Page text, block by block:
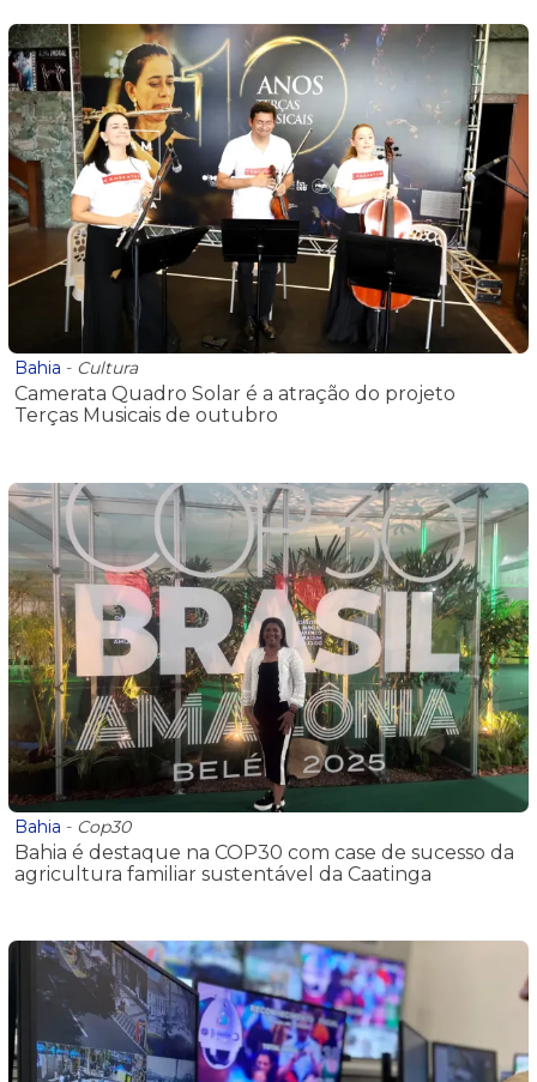
Bahia - Cultura
Camerata Quadro Solar é a atração do projeto
Terças Musicais de outubro
Bahia - Cop30
Bahia é destaque na COP30 com case de sucesso da
agricultura familiar sustentável da Caatinga